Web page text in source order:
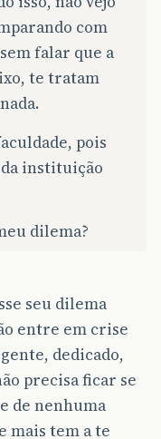
com
falar que a
te tratam
pois
instituição
dilema?
seu dilema
entre em crise
dedicado,
precisa ficar se
de nenhuma
mais tem a te